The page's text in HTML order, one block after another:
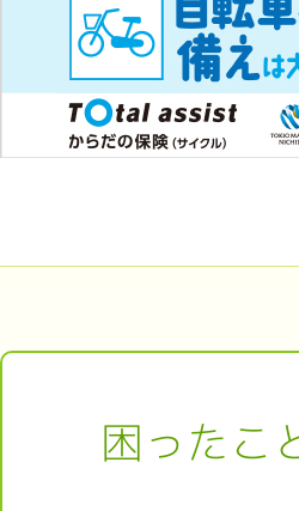
困ったこ